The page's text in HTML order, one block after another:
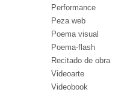
Performance
Peza web
Poema visual
Poema-flash
Recitado de obra
Videoarte
Videobook